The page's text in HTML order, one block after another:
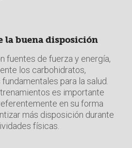
la buena disposición
fuentes de fuerza y energía,
los carbohidratos,
para la salud.
es importante
en su forma
más disposición durante
físicas.